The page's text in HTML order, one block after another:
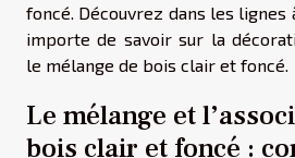
foncé. Découvrez dans les lignes
importe de savoir sur la
le mélange de bois clair et foncé.
Le mélange et
bois clair et foncé :